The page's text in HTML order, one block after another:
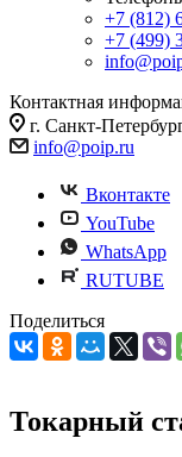
+7 (812)
+7 (499)
Контактная
г. Санкт-
info@poip.ru
Вконтакте
YouTube
WhatsApp
RUTUBE
Поделиться
Токарный